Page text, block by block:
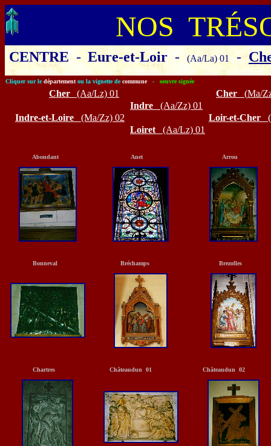
NOS
CENTRE - Eure-et-Loir - (Aa/La) 01 -
Cliquer sur le département ou la vignette de commune - oeuvre signée
Cher (Aa/Lz) 01 Cher (Ma/
Indre (Aa/Zz) 01
Indre-et-Loire (Ma/Zz) 02 Loir-et-Cher
Loiret
(Aa/Lz) 01
Abondant Anet Arrou
Bonneval Bréchamps Brezolles
Chartres Châteaudun 01 Châteaudun 02